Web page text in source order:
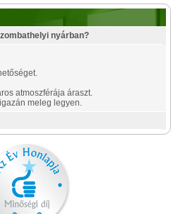
nyárban?
atmoszférája áraszt.
meleg legyen.